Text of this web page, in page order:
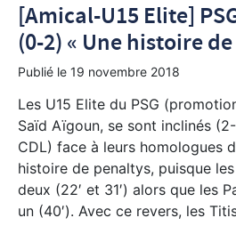
[Amical-U15 Elite]
(0-2) « Une histoire
Publié le 19 novembre 2018
Les U15 Elite du PSG
Saïd Aïgoun, se sont inclinés
CDL) face à leurs homologues
histoire de penaltys, puisque
deux (22′ et 31′) alors que les
un (40′). Avec ce revers, les